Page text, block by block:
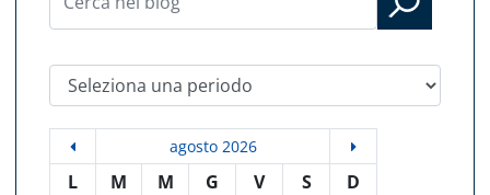
Seleziona una periodo
agosto 2026
L M M G V S
D